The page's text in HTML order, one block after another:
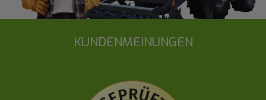
KUNDENMEINUNGEN